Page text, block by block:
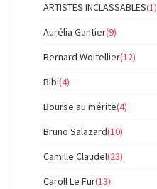
ARTISTES INCLASSABLES(1)
Aurélia Gantier(9)
Bernard Woitellier(12)
Bibi(4)
Bourse au mérite(4)
Bruno Salazard(10)
Camille Claudel(23)
Caroll Le Fur(13)